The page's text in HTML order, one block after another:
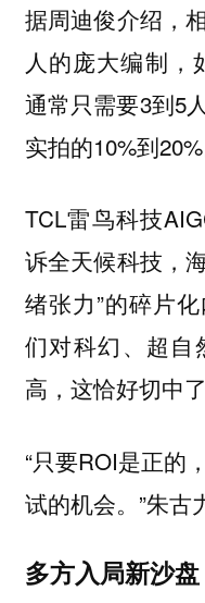
据周迪俊介绍，
人的庞大编制，
通常只需要3到5
实拍的10%到20%
TCL雷鸟科技
诉全天候科技，
绪张力”的碎片
们对科幻、超自
高，这恰好切中
“只要ROI是正的
试的机会。”朱古
多方入局新沙盘